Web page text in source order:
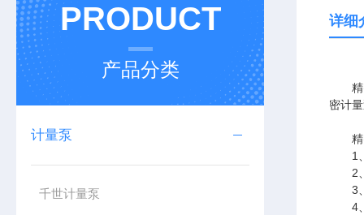
PRODUCT
产品分类
计量泵
千世计量泵
详细
精密
密计
精密
1、
2、
3、
4、